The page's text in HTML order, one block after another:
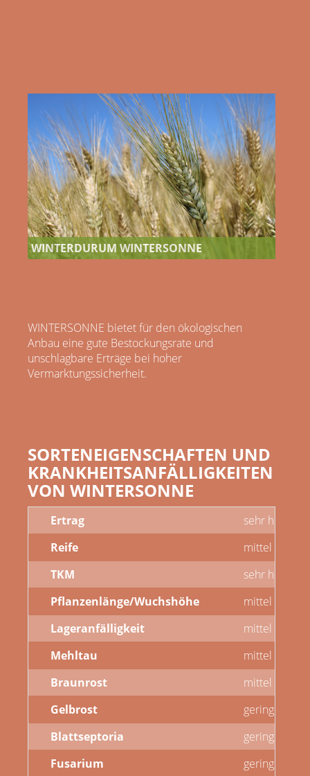
WINTERDURUM WINTERSONNE
WINTERSONNE bietet für den ökologischen
Anbau eine gute Bestockungsrate und
unschlagbare Erträge bei hoher
Vermarktungssicherheit.
SORTENEIGENSCHAFTEN UND
KRANKHEITSANFÄLLIGKEITEN
VON WINTERSONNE
Ertrag
sehr hoch
Reife
mittel
TKM
sehr hoch
Pflanzenlänge/Wuchshöhe
mittel bis
Lageranfälligkeit
mittel
Mehltau
mittel
Braunrost
mittel
Gelbrost
gering
Blattseptoria
gering bis
Fusarium
gering